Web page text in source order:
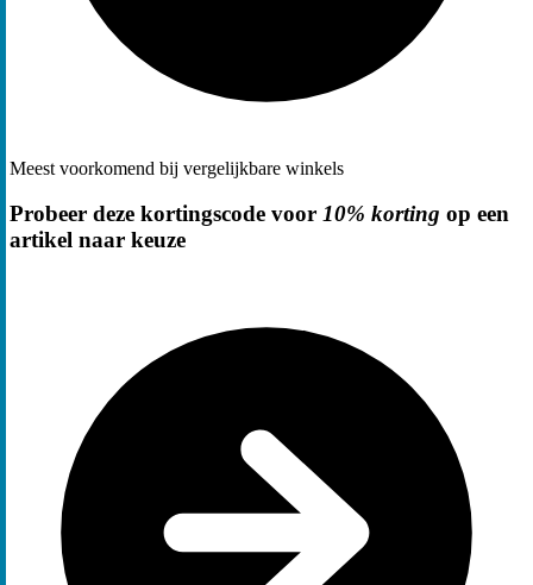
Meest voorkomend bij vergelijkbare winkels
Probeer deze kortingscode voor 10% korting op een
artikel naar keuze